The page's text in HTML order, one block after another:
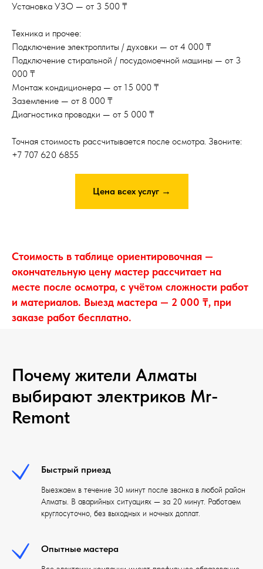
Установка УЗО — от 3 500 ₸
Техника и прочее:
Подключение электроплиты / духовки — от 4 000 ₸
Подключение стиральной / посудомоечной машины — от 3
000 ₸
Монтаж кондиционера — от 15 000 ₸
Заземление — от 8 000 ₸
Диагностика проводки — от 5 000 ₸
Точная стоимость рассчитывается после осмотра. Звоните:
+7 707 620 6855
Цена всех услуг →
Стоимость в таблице ориентировочная —
окончательную цену мастер рассчитает на
месте после осмотра, с учётом сложности работ
и материалов. Выезд мастера — 2 000 ₸, при
заказе работ бесплатно.
Почему жители Алматы
выбирают электриков Mr-
Remont
Быстрый приезд
Выезжаем в течение 30 минут после звонка в любой район
Алматы. В аварийных ситуациях — за 20 минут. Работаем
круглосуточно, без выходных и ночных доплат.
Опытные мастера